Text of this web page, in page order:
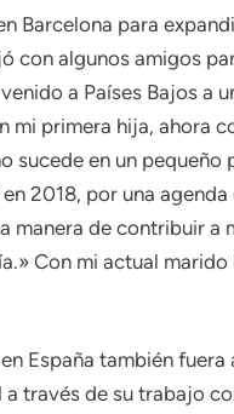
Barcelona para
con algunos amigos
a Países Bajos a
mi primera hija, ahora
sucede en un pequeño
2018, por una
manera de contribuir a
Con mi actual
España también
través de su trabajo